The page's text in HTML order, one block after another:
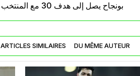
بونجاح يصل إلى هدف 30 مع المنتخب الجزائري
ARTICLES SIMILAIRES DU MÊME AUTEUR